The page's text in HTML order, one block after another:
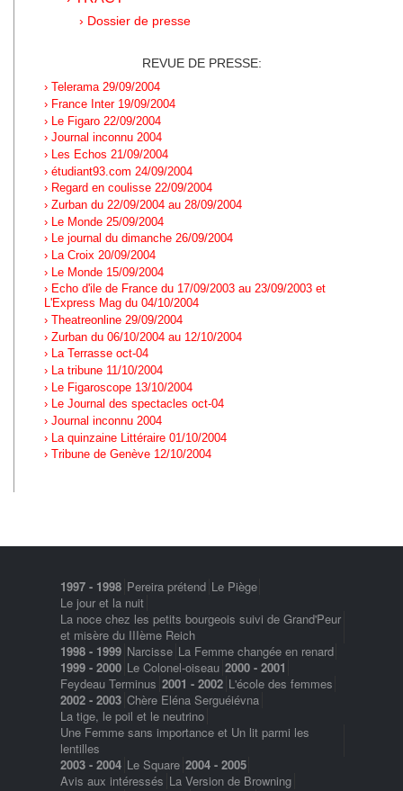
› Dossier de presse
REVUE DE PRESSE:
› Telerama 29/09/2004
› France Inter 19/09/2004
› Le Figaro 22/09/2004
› Journal inconnu 2004
› Les Echos 21/09/2004
› étudiant93.com 24/09/2004
› Regard en coulisse 22/09/2004
› Zurban du 22/09/2004 au 28/09/2004
› Le Monde 25/09/2004
› Le journal du dimanche 26/09/2004
› La Croix 20/09/2004
› Le Monde 15/09/2004
› Echo d'ile de France du 17/09/2003 au 23/09/2003 et
L'Express Mag du 04/10/2004
› Theatreonline 29/09/2004
› Zurban du 06/10/2004 au 12/10/2004
› La Terrasse oct-04
› La tribune 11/10/2004
› Le Figaroscope 13/10/2004
› Le Journal des spectacles oct-04
› Journal inconnu 2004
› La quinzaine Littéraire 01/10/2004
› Tribune de Genève 12/10/2004
1997 - 1998 Pereira prétend Le Piège
Le jour et la nuit
La noce chez les petits bourgeois suivi de Grand'Peur
et misère du IIIème Reich
1998 - 1999 Narcisse La Femme changée en renard
1999 - 2000 Le Colonel-oiseau 2000 - 2001
Feydeau Terminus 2001 - 2002 L'école des femmes
2002 - 2003 Chère Eléna Serguéiévna
La tige, le poil et le neutrino
Une Femme sans importance et Un lit parmi les
lentilles
2003 - 2004 Le Square 2004 - 2005
Avis aux intéressés La Version de Browning